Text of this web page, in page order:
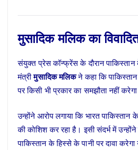
मुसादिक मलिक का
संयुक्त प्रेस कॉन्फ्रेंस के दौरान पाकिस्तान
मंत्रीमुसादिक मलिकने कहा कि
पर किसी भी प्रकार का समझौता नहीं
उन्होंने आरोप लगाया कि भारत पाकिस्तान
की कोशिश कर रहा है। इसी संदर्भ में
पाकिस्तान के हिस्से के पानी पर दावा